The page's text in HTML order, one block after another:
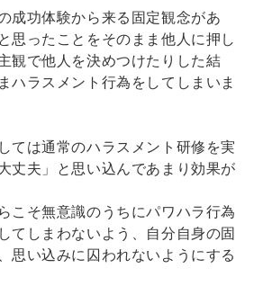
成功体験から来る固定観念があ
思ったことをそのまま他人に押し
観で他人を決めつけたりした結
ハラスメント行為をしてしまいま
ては通常のハラスメント研修を実
丈夫」と思い込んであまり効果が
こそ無意識のうちにパワハラ行為
てしまわないよう、自分自身の固
思い込みに囚われないようにする